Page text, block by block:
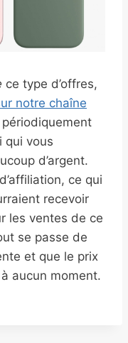
ce type d’offres,
notre chaîne
qui vous
d’argent.
ce qui
recevoir
les ventes de ce
se passe de
et que le prix
aucun moment.